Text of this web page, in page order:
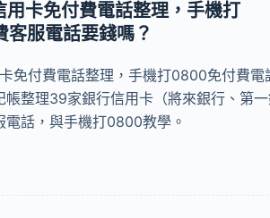
卡免付費電話整理，手機打
服電話要錢嗎？
免付費電話整理，手機打0800免付費電
帳整理39家銀行信用卡（將來銀行、第
電話，與手機打0800教學。